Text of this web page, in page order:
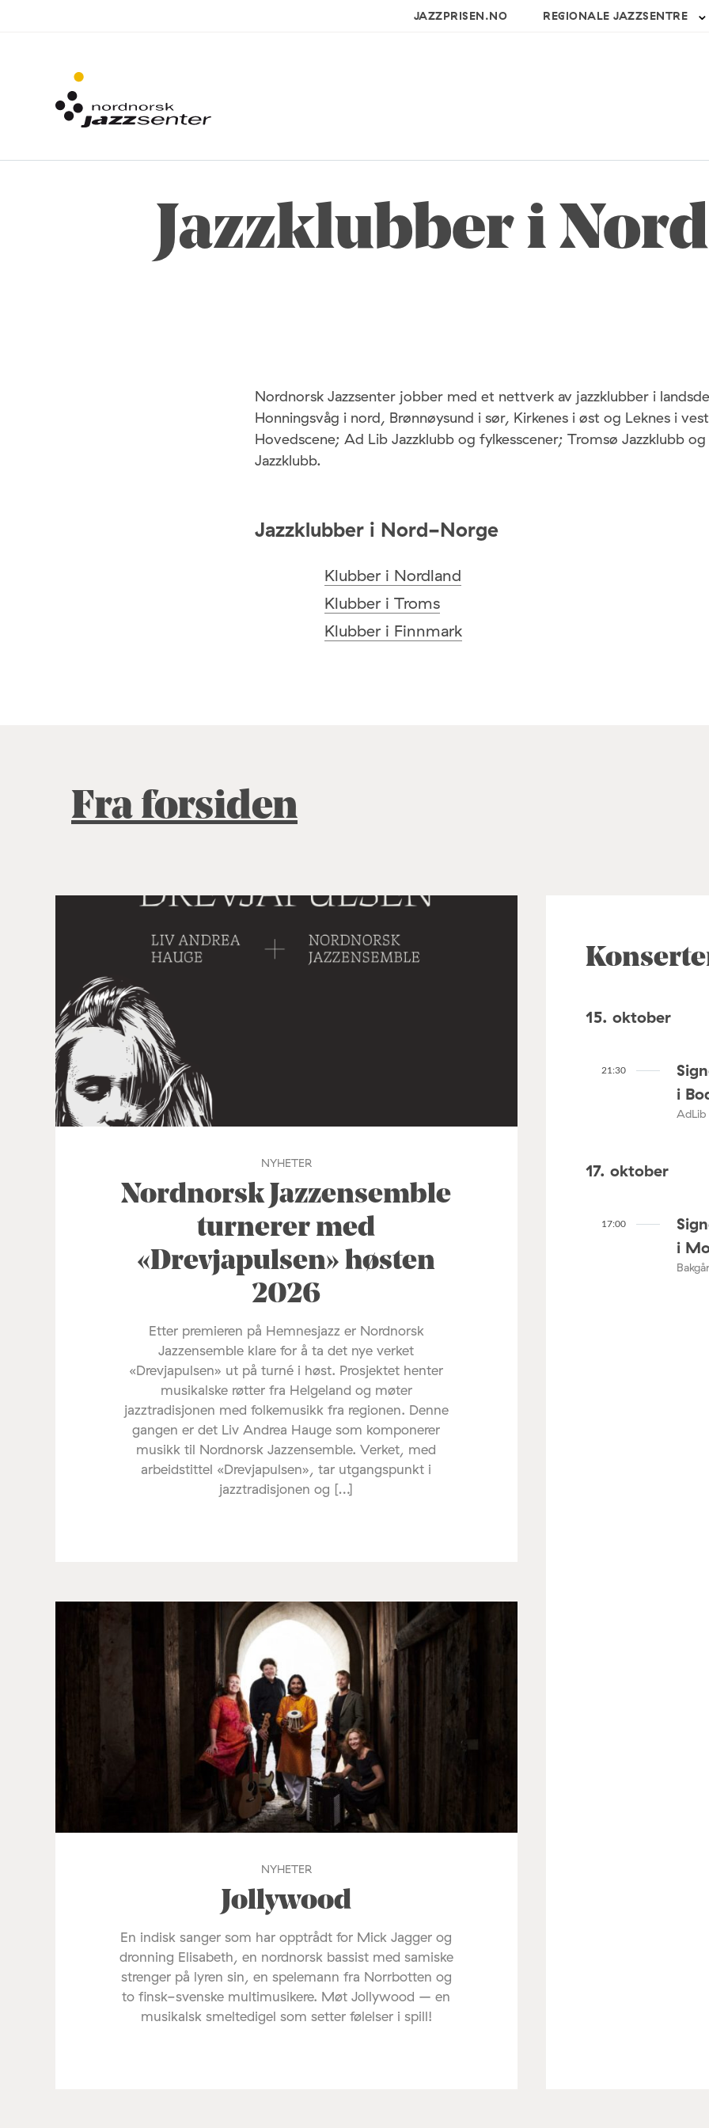
JAZZPRISEN.NO REGIONALE JAZZSENTRE
Jazzklubber i
Nordnorsk Jazzsenter jobber med et nettverk av jazzklubber i
Honningsvåg i nord, Brønnøysund i sør, Kirkenes i øst og Leknes i
Hovedscene; Ad Lib Jazzklubb og fylkesscener; Tromsø Jazzklubb og
Jazzklubb.
Jazzklubber i Nord-Norge
Klubber i Nordland
Klubber i Troms
Klubber i Finnmark
Fra forsiden
NYHETER
Nordnorsk Jazzensemble
turnerer med
«Drevjapulsen» høsten
2026
Etter premieren på Hemnesjazz er Nordnorsk
Jazzensemble klare for å ta det nye verket
«Drevjapulsen» ut på turné i høst. Prosjektet henter
musikalske røtter fra Helgeland og møter
jazztradisjonen med folkemusikk fra regionen. Denne
gangen er det Liv Andrea Hauge som komponerer
musikk til Nordnorsk Jazzensemble. Verket, med
arbeidstittel «Drevjapulsen», tar utgangspunkt i
jazztradisjonen og […]
NYHETER
Jollywood
En indisk sanger som har opptrådt for Mick Jagger og
dronning Elisabeth, en nordnorsk bassist med samiske
strenger på lyren sin, en spelemann fra Norrbotten og
to finsk-svenske multimusikere. Møt Jollywood – en
musikalsk smeltedigel som setter følelser i spill!
15. oktober
21:30
i
AdLib
17. oktober
17:00
i